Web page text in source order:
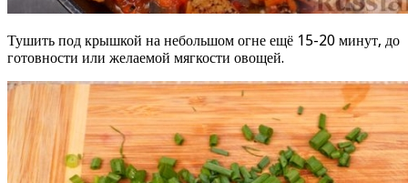
Тушить под крышкой на небольшом огне ещё 15-20 минут, до
готовности или желаемой мягкости овощей.